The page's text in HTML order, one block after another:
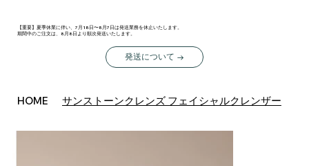
HOME サンストーンクレンズ フェイシャルクレンザー
【重要】夏季休業に伴い、7月18日〜8月7日は発送業務を休止いたします。
期間中のご注文は、8月8日より順次発送いたします。
発送について →